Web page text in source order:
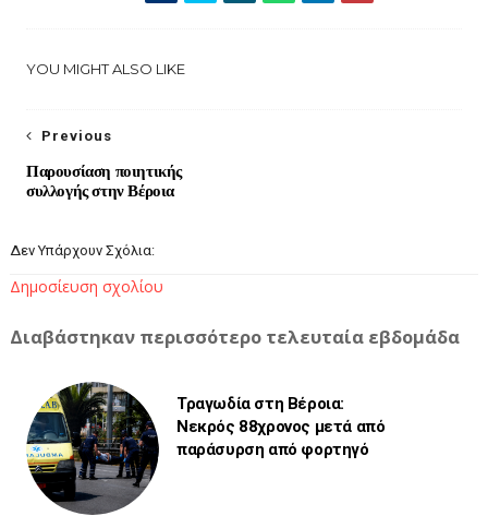
YOU MIGHT ALSO LIKE
Previous
Παρουσίαση ποιητικής
συλλογής στην Βέροια
Δεν Υπάρχουν Σχόλια:
Δημοσίευση σχολίου
Διαβάστηκαν περισσότερο τελευταία εβδομάδα
Τραγωδία στη Βέροια:
Νεκρός 88χρονος μετά από
παράσυρση από φορτηγό